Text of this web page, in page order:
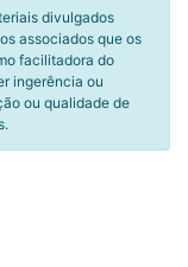
divulgados
associados que os
facilitadora do
ingerência ou
ou qualidade de